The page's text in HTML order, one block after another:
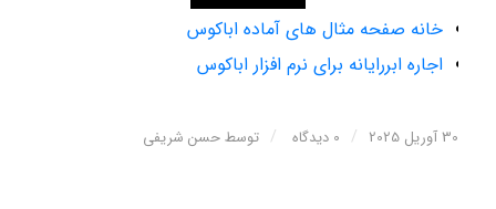
خانه صفحه مثال های آماده اباکوس
اجاره ابررایانه برای نرم افزار اباکوس
30 آوریل 2025 / 0 دیدگاه / توسطحسن شریفی